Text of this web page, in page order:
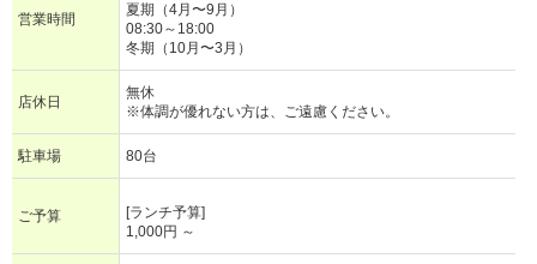
営業時間
夏期（4月〜9月）
08:30～18:00
冬期（10月〜3月）
店休日
無休
※体調が優れない方は、ご遠慮ください。
駐車場 80台
ご予算
[ランチ予算]
1,000円 ～